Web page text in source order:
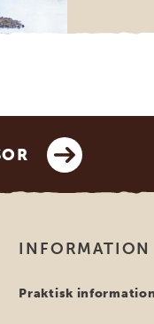
INFORMATION
Praktisk information